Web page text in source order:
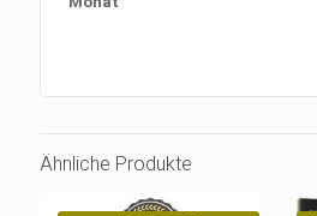
Ähnliche Produkte